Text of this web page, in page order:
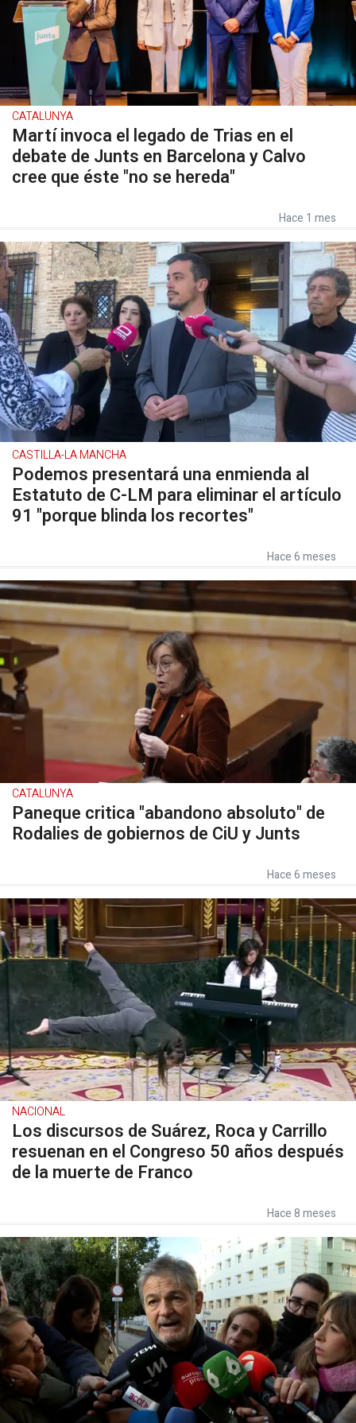
CATALUNYA
Martí invoca el legado de Trias en el
debate de Junts en Barcelona y Calvo
cree que éste "no se hereda"
Hace 1 mes
CASTILLA-LA MANCHA
Podemos presentará una enmienda al
Estatuto de C-LM para eliminar el artículo
91 "porque blinda los recortes"
Hace 6 meses
CATALUNYA
Paneque critica "abandono absoluto" de
Rodalies de gobiernos de CiU y Junts
Hace 6 meses
NACIONAL
Los discursos de Suárez, Roca y Carrillo
resuenan en el Congreso 50 años después
de la muerte de Franco
Hace 8 meses